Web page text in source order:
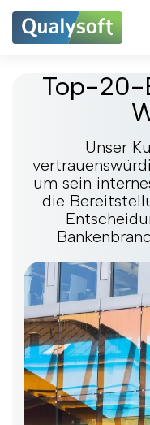
Top-20-
Unser
um sein
die